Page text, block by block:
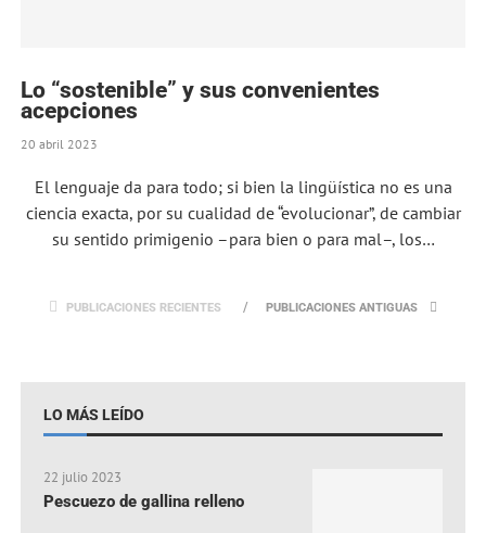
Lo “sostenible” y sus convenientes
acepciones
20 abril 2023
El lenguaje da para todo; si bien la lingüística no es una
ciencia exacta, por su cualidad de “evolucionar”, de cambiar
su sentido primigenio –para bien o para mal–, los…
PUBLICACIONES RECIENTES PUBLICACIONES ANTIGUAS
LO MÁS LEÍDO
22 julio 2023
Pescuezo de gallina relleno